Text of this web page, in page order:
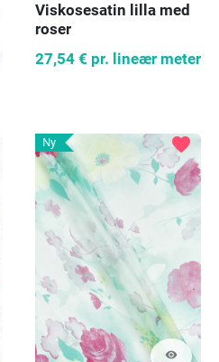
Viskosesatin lilla med
roser
27,54 € pr. lineær meter
Ny
visibility
favorite